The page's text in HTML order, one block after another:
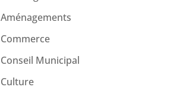
Aménagements
Commerce
Conseil Municipal
Culture